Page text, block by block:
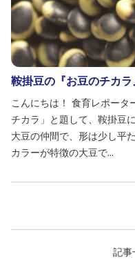
鞍掛豆の『お豆のチカラ
こんにちは！ 食育レポータ
チカラ」と題して、鞍掛豆
大豆の仲間で、形は少し平
カラーが特徴の大豆で...
記事